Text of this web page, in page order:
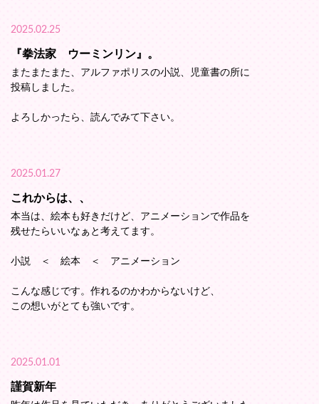
2025.02.25
『拳法家 ウーミンリン』。
またまたまた、アルファポリスの小説、児童書の所に
投稿しました。
よろしかったら、読んでみて下さい。
2025.01.27
これからは、、
本当は、絵本も好きだけど、アニメーションで作品を
残せたらいいなぁと考えてます。
小説 ＜ 絵本 ＜ アニメーション
こんな感じです。作れるのかわからないけど、
この想いがとても強いです。
2025.01.01
謹賀新年